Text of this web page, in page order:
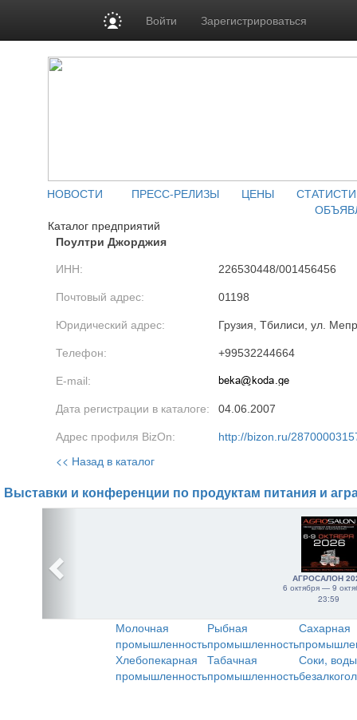
Войти Зарегистрироваться
НОВОСТИ ПРЕСС-РЕЛИЗЫ ЦЕНЫ
Каталог предприятий
Поултри Джорджия
ИНН: 226530448/001456456
Почтовый адрес: 01198
Юридический адрес: Грузия, Тбилиси, ул.
Телефон: +99532244664
E-mail:
Дата регистрации в каталоге: 04.06.2007
Адрес профиля BizOn: http://bizon.ru/
<< Назад в каталог
Выставки и конференции по продуктам питания и
АГРОСАЛОН
6 октября — 9
23:59
Молочная
промышленность
Рыбная
промышленность
Сахарная
Хлебопекарная
промышленность
Табачная
промышленность
Соки,